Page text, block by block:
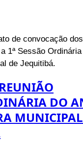
de convocação
1ª Sessão
de Jequitibá.
DO